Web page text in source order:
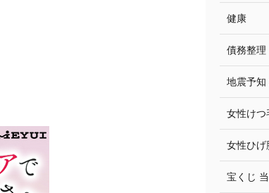
健康
債務整理
地震予知
女性けつ
女性ひげ
宝くじ